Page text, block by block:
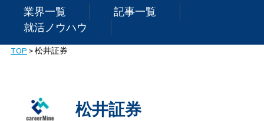
業界一覧
記事一覧
就活ノウハウ
TOP >松井証券
松井証券